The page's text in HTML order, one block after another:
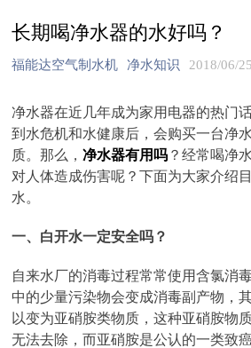
长期喝净水器的水好吗？
福能达空气制水机 净水知识 2018/06/25
净水器在近几年成为家用电器的热门
到水危机和水健康后，会购买一台净
质。那么，净水器有用吗 ？经常喝净
对人体造成伤害呢？下面为大家介绍
水。
一、白开水一定安全吗？
自来水厂的消毒过程常常使用含氯消
中的少量污染物会变成消毒副产物，
以变为亚硝胺类物质，这种亚硝胺物
无法去除，而亚硝胺是公认的一类致癌